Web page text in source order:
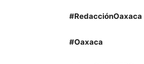
#RedacciónOaxaca
#Oaxaca